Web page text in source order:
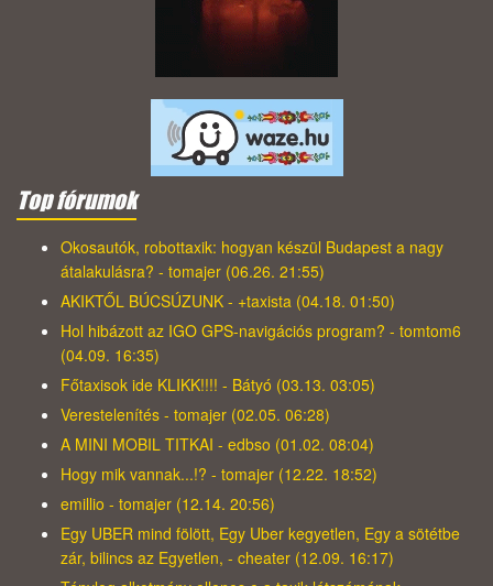
Top fórumok
Okosautók, robottaxik: hogyan készül Budapest a nagy
átalakulásra? - tomajer (06.26. 21:55)
AKIKTŐL BÚCSÚZUNK - +taxista (04.18. 01:50)
Hol hibázott az IGO GPS-navigációs program? - tomtom6
(04.09. 16:35)
Főtaxisok ide KLIKK!!!! - Bátyó (03.13. 03:05)
Verestelenítés - tomajer (02.05. 06:28)
A MINI MOBIL TITKAI - edbso (01.02. 08:04)
Hogy mik vannak...!? - tomajer (12.22. 18:52)
emillio - tomajer (12.14. 20:56)
Egy UBER mind fölött, Egy Uber kegyetlen, Egy a sötétbe
zár, bilincs az Egyetlen, - cheater (12.09. 16:17)